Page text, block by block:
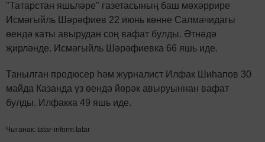
"Татарстан яшьләре" газетасының баш мөхәррире
Исмәгыйль Шәрәфиев 22 июнь көнне Салмачидагы
өендә каты авырудан соң вафат булды. Әтнәдә
җирләнде. Исмәгыйль Шәрәфиевка 66 яшь иде.
Танылган продюсер һәм журналист Илфак Шиһапов 30
майда Казанда үз өендә йөрәк авыруыннан вафат
булды. Илфакка 49 яшь иде.
Чыганак: tatar-inform.tatar